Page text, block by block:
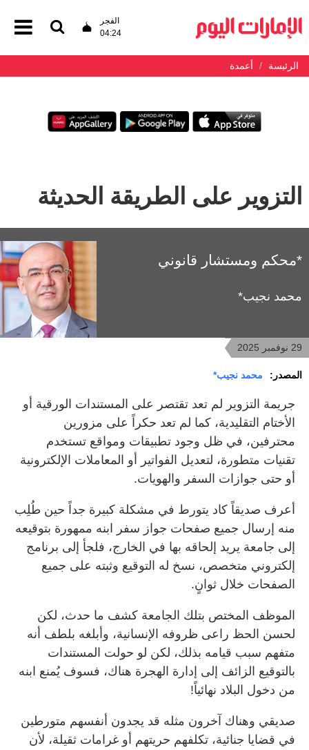
الفجر
04:24
الرئيسة أعمدة
التزوير على الطريقة الحديثة
*محكم ومستشار قانوني
محمد نجيب*
29 نوفمبر 2025
المصدر: محمد نجيب*
جريمة التزوير لم تعد تقتصر على المستندات الورقية أو
الأختام التقليدية، كما لم تعد حكراً على مزورين
محترفين، في ظل وجود تطبيقات ومواقع تستخدم
تقنيات متطورة، لتعديل الفواتير أو المعاملات الإلكترونية
أو حتى جوازات السفر والهويات.
أعرف صديقاً كاد يتورط في مشكلة كبيرة جداً حين طُلِب
منه إرسال جميع صفحات جواز سفر ابنه ممهورة بتوقيعه
إلى جامعة يريد إلحاقه بها في الخارج، فلجأ إلى برنامج
إلكتروني متخصص، نسخ له التوقيع وثبته على جميع
الصفحات خلال ثوانٍ.
الموظف المختص بتلك الجامعة كشف ما حدث، لكن
لحسن الحظ راعى ظروفه الإنسانية، وأبلغه بلطف أنه
متفهم سبب قيامه بذلك، لكن لو حولت المستندات
بالتوقيع الزائف إلى إدارة الهجرة هناك، فسوف يُمنع ابنه
من دخول البلاد نهائياً!
صديقي وهناك آخرون مثله قد يجدون أنفسهم متورطين
في قضايا جنائية، تكلفهم حريتهم أو غرامات ثقيلة، لأن